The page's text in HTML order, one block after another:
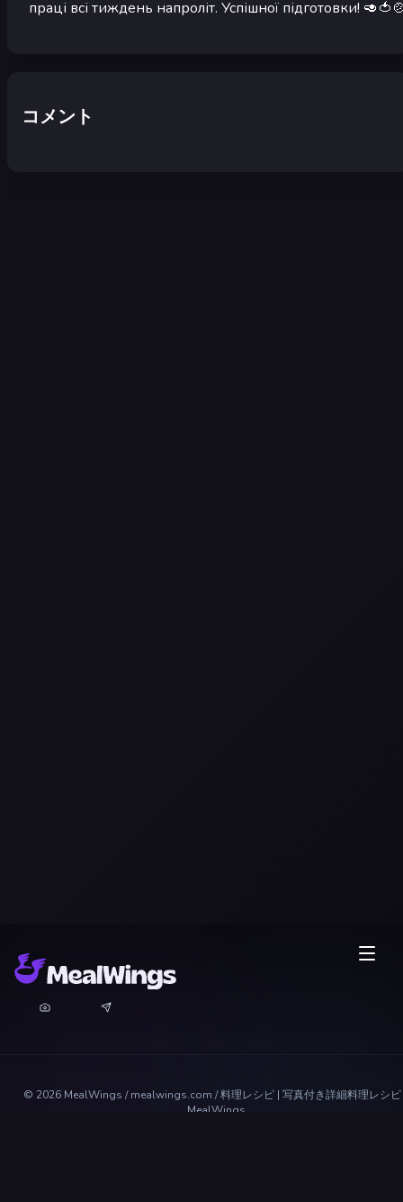
праці всі тиждень напроліт. Успішної підготовки!
コメント
© 2026 MealWings / mealwings.com /料理レシピ | 写真付き詳細料理レシ
MealWings